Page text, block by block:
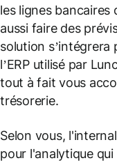
les lignes bancaires
aussi faire des
solution s’intégrera
l’ERP utilisé par
tout à fait vous
trésorerie.
Selon vous,
pour l'analytique